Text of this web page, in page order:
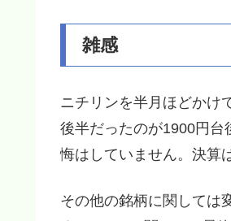
雑感
ニチリンを半月ほどかけ
後半だったのが1900円台
悔はしていません。決算
その他の銘柄に関しては